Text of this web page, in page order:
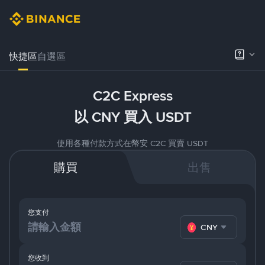
快捷區自選區
C2C Express
以 CNY 買入 USDT
使用各種付款方式在幣安 C2C 買賣 USDT
購買 出售
您支付
CNY
您收到